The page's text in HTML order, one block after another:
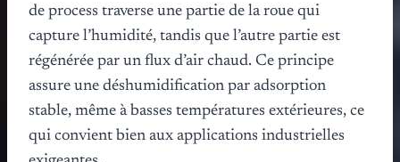
de process traverse une partie de la roue qui
capture l’humidité, tandis que l’autre partie est
régénérée par un flux d’air chaud. Ce principe
assure une déshumidification par adsorption
stable, même à basses températures extérieures, ce
qui convient bien aux applications industrielles